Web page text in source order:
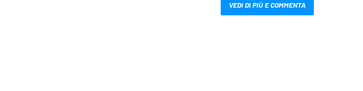
VEDI DI PIÙ E COMMENTA